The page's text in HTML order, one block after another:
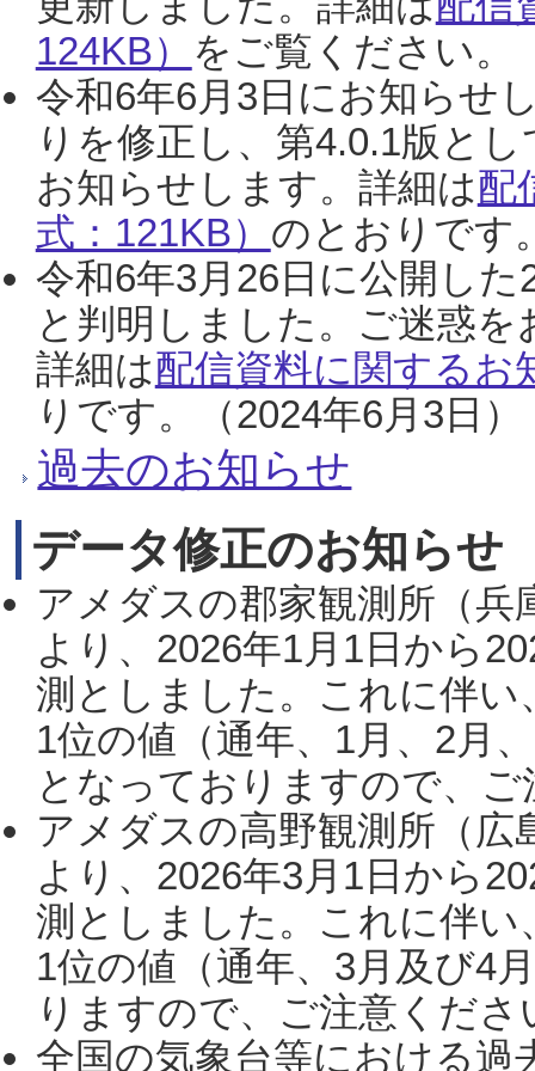
124KB） をご覧ください。
令和6年6月3日にお知らせ
りを修正し、第4.0.1版と
お知らせします。詳細は配
式：121KB） のとおりです
令和6年3月26日に公開し
と判明しました。ご迷惑
詳細は配信資料に関するお
りです。（2024年6月3日）
過去のお知らせ
データ修正のお知らせ
アメダスの郡家観測所（
より、2026年1月1日から
測としました。これに伴い
1位の値（通年、1月、2月
となっておりますので、
アメダスの高野観測所（
より、2026年3月1日から
測としました。これに伴い
1位の値（通年、3月及び4
りますので、ご注意くだ
全国の気象台等における過